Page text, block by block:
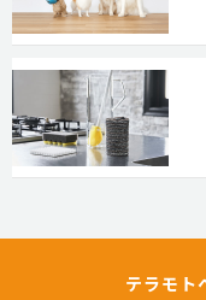
テラモト